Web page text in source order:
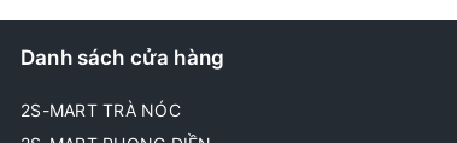
Danh sách cửa hàng
2S-MART TRÀ NÓC